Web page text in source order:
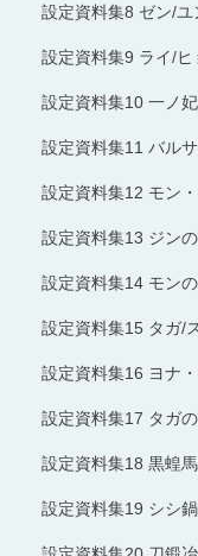
設定資料集8 ゼン/ユ
設定資料集9 ライ/ヒ
設定資料集10 一ノ
設定資料集11 バル
設定資料集12 モン
設定資料集13 ジン
設定資料集14 モン
設定資料集15 タガ/
設定資料集16 ヨナ
設定資料集17 タガ
設定資料集18 黒蝗
設定資料集19 シシ